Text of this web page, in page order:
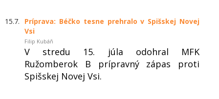
15.7.
Príprava: Béčko tesne prehralo v Spišskej Novej
Vsi
Filip Kubáň
V stredu 15. júla odohral MFK
Ružomberok B prípravný zápas proti
Spišskej Novej Vsi.